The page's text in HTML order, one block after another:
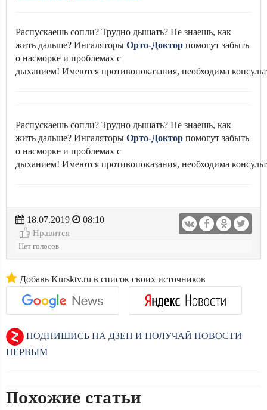
Распускаешь сопли? Трудно дышать? Не знаешь, как
жить дальше? Ингаляторы Орто-Доктор помогут забыть
о насморке и проблемах с
дыханием! Имеются противопоказания, необходима
Распускаешь сопли? Трудно дышать? Не знаешь, как
жить дальше? Ингаляторы Орто-Доктор помогут забыть
о насморке и проблемах с
дыханием! Имеются противопоказания, необходима
18.07.2019
08:10
Нравится
Нет голосов
Добавь Kursktv.ru в список своих источников
ПОДПИШИСЬ НА ДЗЕН И ПОЛУЧАЙ НОВОСТИ
ПЕРВЫМ
Похожие статьи